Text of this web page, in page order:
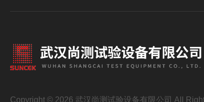
Copyright © 2026 武汉尚测试验设备有限公司 All